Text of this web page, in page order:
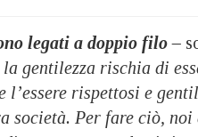
legati a doppio filo –
la gentilezza rischia di
l’essere rispettosi e
società. Per fare ciò,